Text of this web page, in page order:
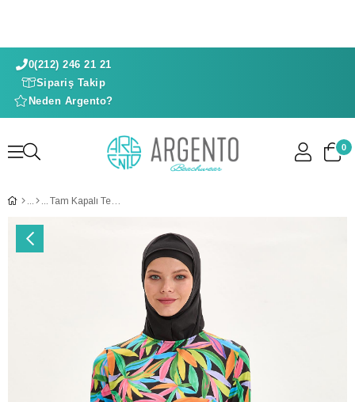
0(212) 246 21 21
Sipariş Takip
Neden Argento?
0
Tam Kapalı Tesettür Takımı